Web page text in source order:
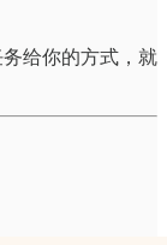
给你的方式，就